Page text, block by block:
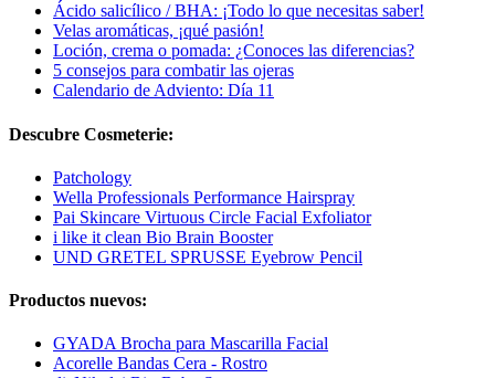
Ácido salicílico / BHA: ¡Todo lo que necesitas saber!
Velas aromáticas, ¡qué pasión!
Loción, crema o pomada: ¿Conoces las diferencias?
5 consejos para combatir las ojeras
Calendario de Adviento: Día 11
Descubre Cosmeterie:
Patchology
Wella Professionals Performance Hairspray
Pai Skincare Virtuous Circle Facial Exfoliator
i like it clean Bio Brain Booster
UND GRETEL SPRUSSE Eyebrow Pencil
Productos nuevos:
GYADA Brocha para Mascarilla Facial
Acorelle Bandas Cera - Rostro